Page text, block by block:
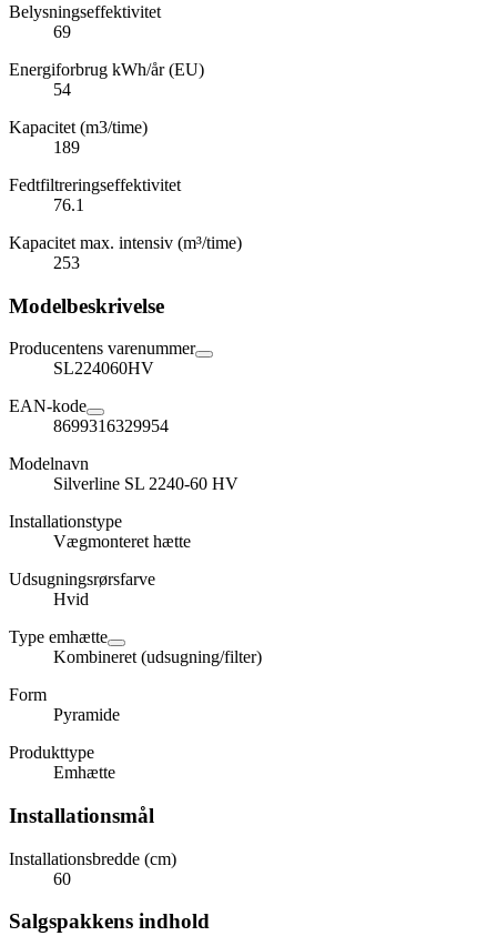
Belysningseffektivitet
69
Energiforbrug kWh/år (EU)
54
Kapacitet (m3/time)
189
Fedtfiltreringseffektivitet
76.1
Kapacitet max. intensiv (m³/time)
253
Modelbeskrivelse
Producentens varenummer
SL224060HV
EAN-kode
8699316329954
Modelnavn
Silverline SL 2240-60 HV
Installationstype
Vægmonteret hætte
Udsugningsrørsfarve
Hvid
Type emhætte
Kombineret (udsugning/filter)
Form
Pyramide
Produkttype
Emhætte
Installationsmål
Installationsbredde (cm)
60
Salgspakkens indhold